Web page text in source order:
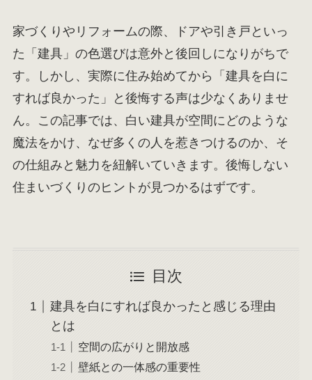
家づくりやリフォームの際、ドアや引き戸といっ
た「建具」の色選びは意外と後回しになりがちで
す。しかし、実際に住み始めてから「建具を白に
すれば良かった」と後悔する声は少なくありませ
ん。この記事では、白い建具が空間にどのような
魔法をかけ、なぜ多くの人を惹きつけるのか、そ
の仕組みと魅力を紐解いていきます。後悔しない
住まいづくりのヒントが見つかるはずです。
目次
建具を白にすれば良かったと感じる理由
とは
空間の広がりと開放感
壁紙との一体感の重要性